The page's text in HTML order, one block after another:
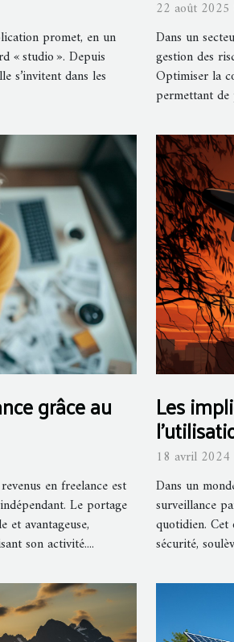
promet, en un
« studio ». Depuis
s’invitent dans les
22 août 2025
Dans un
gestion des
Optimiser la
permettant
grâce au
en freelance est
Le portage
et avantageuse,
son activité....
Les
18 avril
Dans un
surveillance
quotidien. Cet
sécurité,